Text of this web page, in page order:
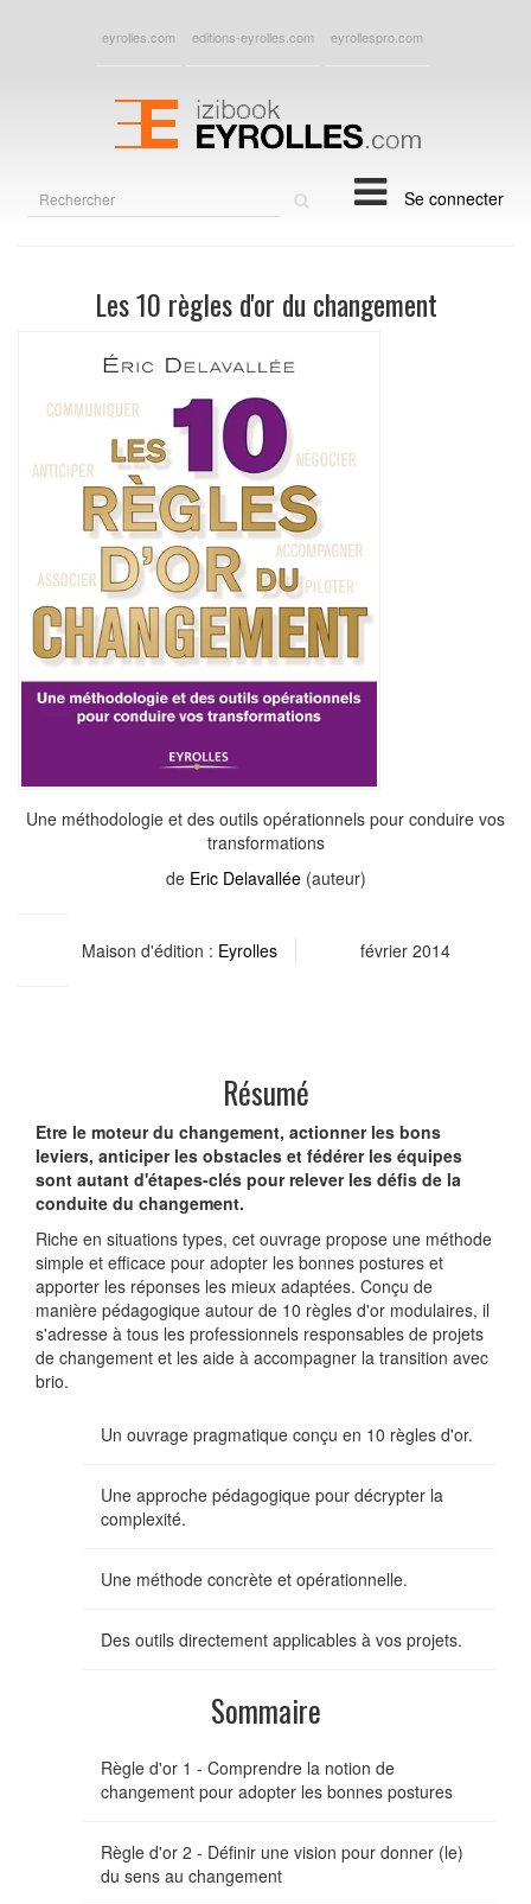
eyrolles.com editions-eyrolles.com eyrollespro.com
Se connecter
Les 10 règles d'or du changement
Une méthodologie et des outils opérationnels pour conduire vos
transformations
de Eric Delavallée(auteur)
Maison d'édition : Eyrolles février 2014
Résumé
Etre le moteur du changement, actionner les bons
leviers, anticiper les obstacles et fédérer les équipes
sont autant d'étapes-clés pour relever les défis de la
conduite du changement.
Riche en situations types, cet ouvrage propose une méthode
simple et efficace pour adopter les bonnes postures et
apporter les réponses les mieux adaptées. Conçu de
manière pédagogique autour de 10 règles d'or modulaires, il
s'adresse à tous les professionnels responsables de projets
de changement et les aide à accompagner la transition avec
brio.
Un ouvrage pragmatique conçu en 10 règles d'or.
Une approche pédagogique pour décrypter la
complexité.
Une méthode concrète et opérationnelle.
Des outils directement applicables à vos projets.
Sommaire
Règle d'or 1 - Comprendre la notion de
changement pour adopter les bonnes postures
Règle d'or 2 - Définir une vision pour donner (le)
du sens au changement